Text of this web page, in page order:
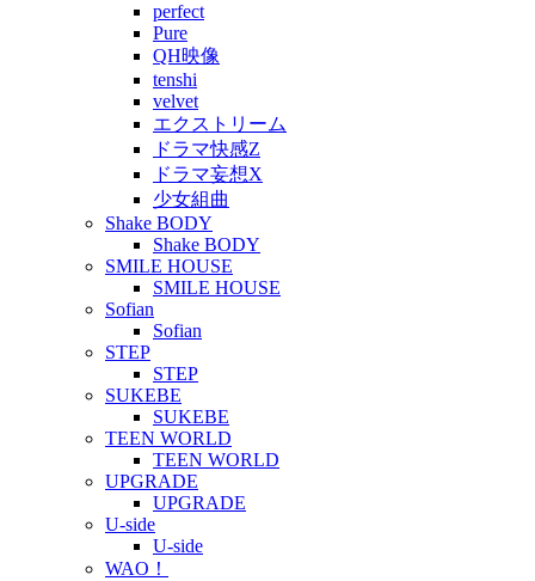
perfect
Pure
QH映像
tenshi
velvet
エクストリーム
ドラマ快感Z
ドラマ妄想X
少女組曲
Shake BODY
Shake BODY
SMILE HOUSE
SMILE HOUSE
Sofian
Sofian
STEP
STEP
SUKEBE
SUKEBE
TEEN WORLD
TEEN WORLD
UPGRADE
UPGRADE
U-side
U-side
WAO！